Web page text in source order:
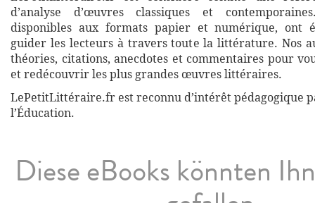
d’analyse d’œuvres classiques et
disponibles aux formats papier et numérique, ont
guider les lecteurs à travers toute la littérature. Nos
théories, citations, anecdotes et commentaires pour
et redécouvrir les plus grandes œuvres littéraires.
LePetitLittéraire.fr est reconnu d’intérêt pédagogique
l’Éducation.
Diese eBooks könnten